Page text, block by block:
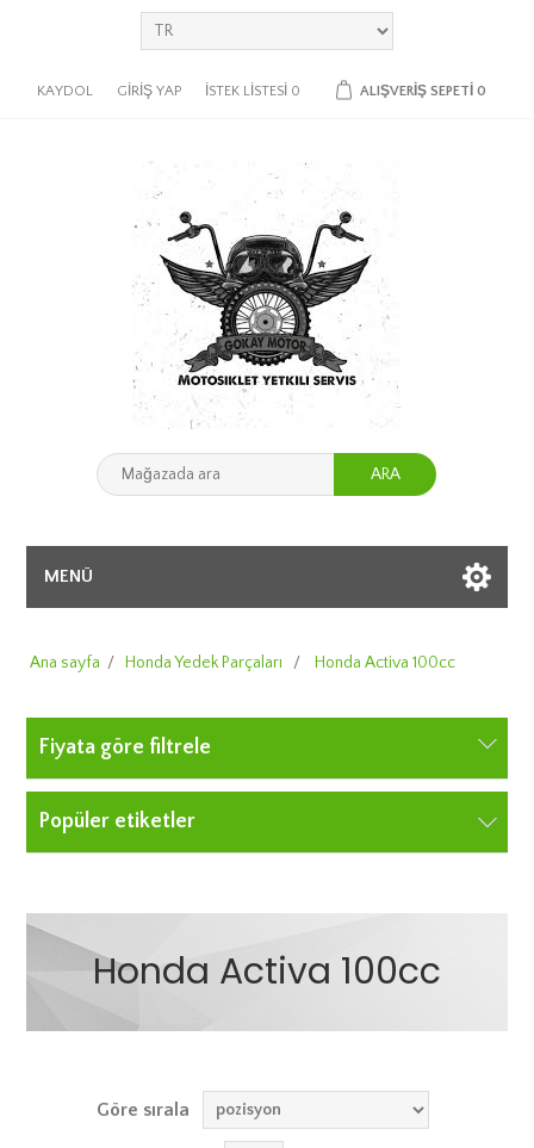
KAYDOL GIRIŞ YAP İSTEK LISTESI 0 ALIŞVERIŞ SEPETI 0
ARA
MENÜ
Ana sayfa / Honda Yedek Parçaları / Honda Activa 100cc
Fiyata göre filtrele
Popüler etiketler
Honda Activa 100cc
Göre sırala